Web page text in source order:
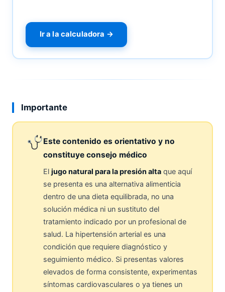
Ir a la calculadora →
Importante
Este contenido es orientativo y no
constituye consejo médico
El jugo natural para la presión altaque aquí
se presenta es una alternativa alimenticia
dentro de una dieta equilibrada, no una
solución médica ni un sustituto del
tratamiento indicado por un profesional de
salud. La hipertensión arterial es una
condición que requiere diagnóstico y
seguimiento médico. Si presentas valores
elevados de forma consistente, experimentas
síntomas cardiovasculares o ya tienes un